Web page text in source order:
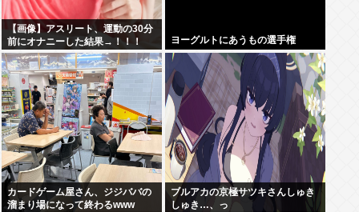
【画像】アスリート、運動の30分
前にオナニーした結果→！！！
ヨーグルトにあうもの選手権
カードゲーム屋さん、ジジババの
溜まり場になって終わるwww
ブルアカの京極サツキさんしゅき
しゅき…、っ